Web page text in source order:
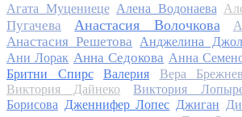
Агата Муцениеце Алена Водонаева
Пугачева
Анастасия Волочкова
Анастасия Решетова Анджелина
Ани Лорак Анна Седокова Анна
Бритни Спирс
Валерия Вера
Виктория Дайнеко Виктория
Борисова Дженнифер Лопес Джиган